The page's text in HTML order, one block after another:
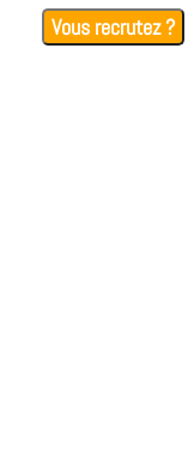
Vous recrutez ?